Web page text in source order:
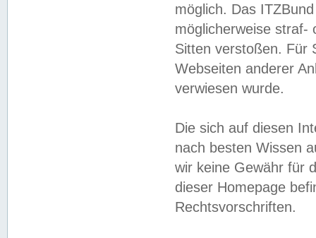
möglich. Das
möglicherweise straf-
Sitten verstoßen. Für
Webseiten anderer
verwiesen wurde.
Die sich auf diesen
nach besten Wissen
wir keine Gewähr für
dieser Homepage
Rechtsvorschriften.